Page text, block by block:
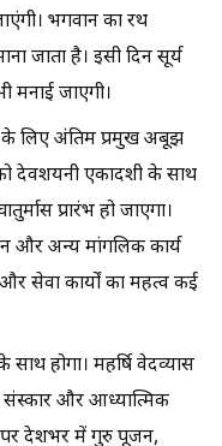
भगवान का रथ
जाता है। इसी दिन सूर्य
मनाई जाएगी।
के लिए अंतिम प्रमुख अबूझ
देवशयनी एकादशी के साथ
प्रारंभ हो जाएगा।
और अन्य मांगलिक कार्य
सेवा कार्यों का महत्व कई
होगा। महर्षि वेदव्यास
संस्कार और आध्यात्मिक
पर देशभर में गुरु पूजन,